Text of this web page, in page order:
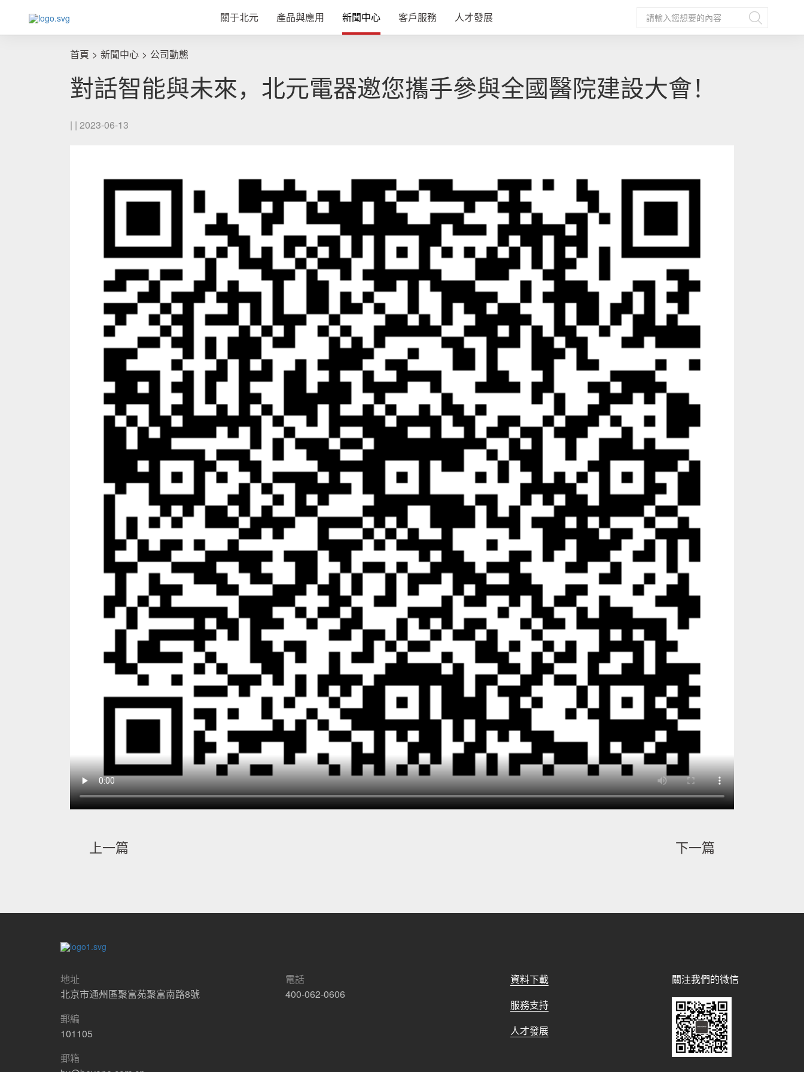
關于北元 產品與應用 新聞中心 客戶服務 人才發展
首頁 新聞中心 公司動態
對話智能與未來，北元電器邀您攜手參與全國醫院建設大會！
| | 2023-06-13
上一篇 下一篇
地址
北京市通州區聚富苑聚富南路8號
郵編
101105
郵箱
電話
400-062-0606
資料下載
服務支持
人才發展
關注我們的微信